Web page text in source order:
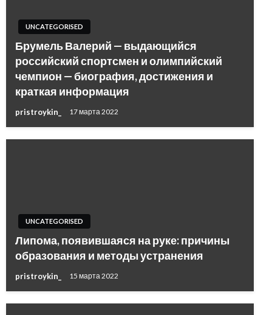
UNCATEGORISED
Брумель Валерий — выдающийся
российский спортсмен и олимпийский
чемпион — биография, достижения и
краткая информация
pristroykin_ 17 марта 2022
UNCATEGORISED
Липома, появившаяся на руке: причины
образования и методы устранения
pristroykin_ 15 марта 2022